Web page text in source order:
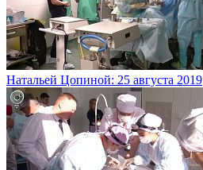
Натальей Цопиной: 25 августа 2019